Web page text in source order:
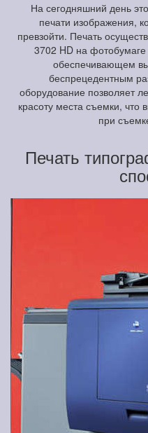
На сегодняшний день
печати изображения,
превзойти. Печать
3702 HD на
обеспечивающем
беспрецедентным
оборудование позволяет
красоту места съемки,
при
Печать